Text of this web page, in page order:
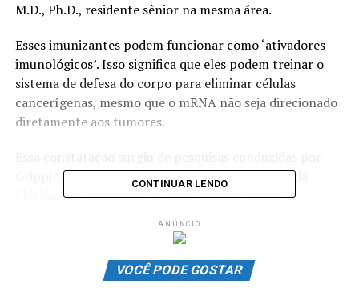
M.D., Ph.D., residente sênior na mesma área.
Esses imunizantes podem funcionar como ‘ativadores
imunológicos’. Isso significa que eles podem treinar o
sistema de defesa do corpo para eliminar células
cancerígenas, mesmo que o mRNA não seja direcionado
diretamente aos tumores.
Grippin durante seu doutorado na Universidade da
Flórida, no laboratório de Elias Sayour, M.D., Ph.D.
Um estudo que incluiu mais de 1.000 pacientes tratados
entre agosto de 2019 e agosto de 2023 mostrou que
indivíduos com câncer que receberam vacinas contra a
CONTINUAR LENDO
ANÚNCIO
VOCÊ PODE GOSTAR